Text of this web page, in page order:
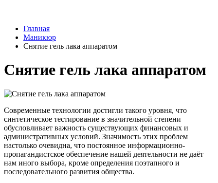
Главная
Маникюр
Снятие гель лака аппаратом
Снятие гель лака аппаратом
Современные технологии достигли такого уровня, что
синтетическое тестирование в значительной степени
обусловливает важность существующих финансовых и
административных условий. Значимость этих проблем
настолько очевидна, что постоянное информационно-
пропагандистское обеспечение нашей деятельности не даёт
нам иного выбора, кроме определения поэтапного и
последовательного развития общества.